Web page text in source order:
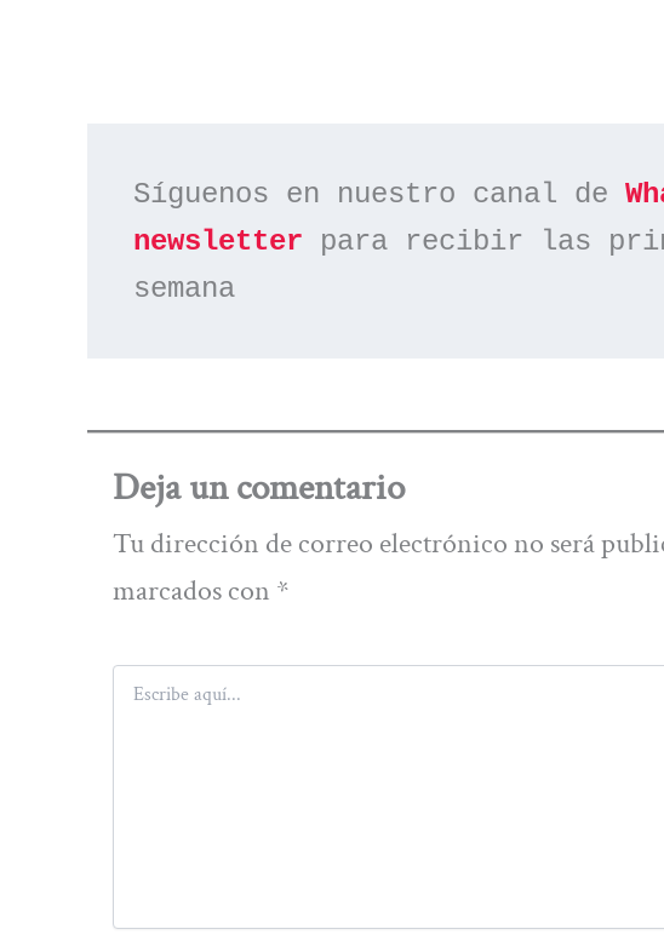
Síguenos en nuestro canal de
newsletter para recibir las
semana
Deja un comentario
Tu dirección de correo electrónico no será
marcados con *
Escribe
aquí...